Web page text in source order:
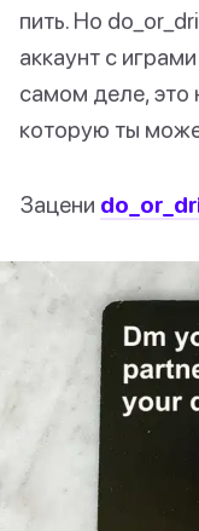
пить. Но
аккаунт с
самом деле, это
которую ты
Зацени